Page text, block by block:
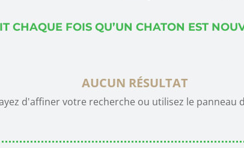
CHAQUE FOIS QU’UN CHATON EST
AUCUN RÉSULTAT
d'affiner votre recherche ou utilisez le